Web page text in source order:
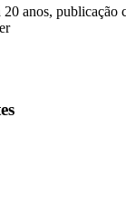
anos, publicação